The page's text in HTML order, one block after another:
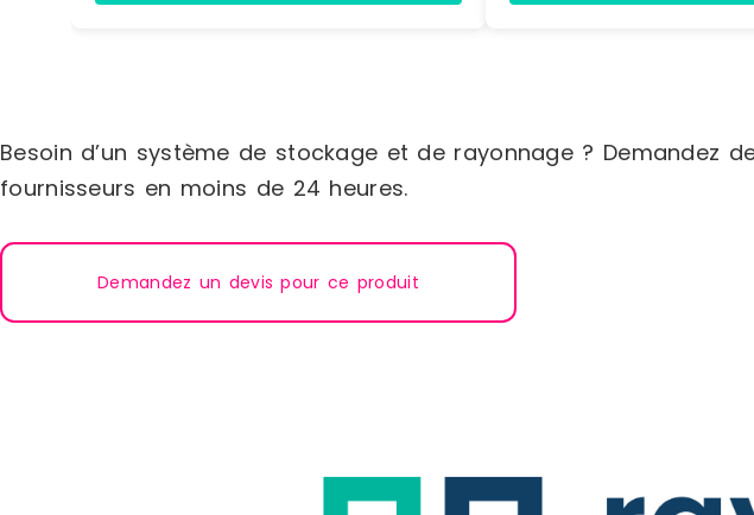
Besoin d’un système de stockage et de rayonnage ? Demandez
fournisseurs en moins de 24 heures.
Demandez un devis pour ce produit